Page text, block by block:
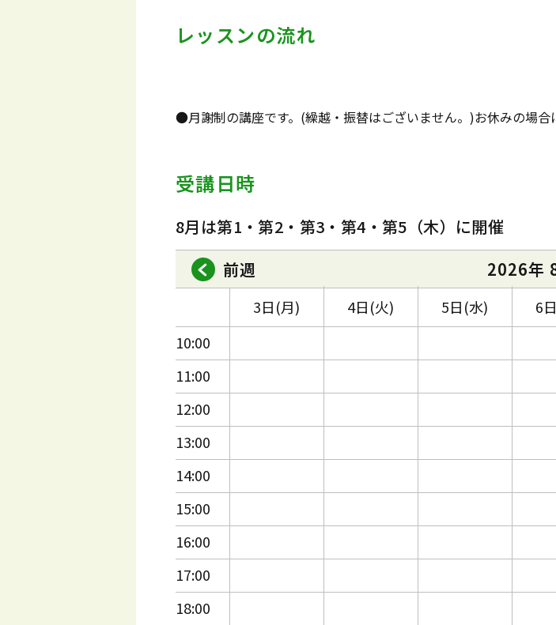
レッスンの流れ
●月謝制の講座です。(繰越・振替はございません。)お休みの場合
受講日時
8月は第1・第2・第3・第4・第5（木）に開催
前週
2026年
10:00
11:00
12:00
13:00
14:00
15:00
16:00
17:00
18:00
3日(月) 4日(火) 5日(水) 6